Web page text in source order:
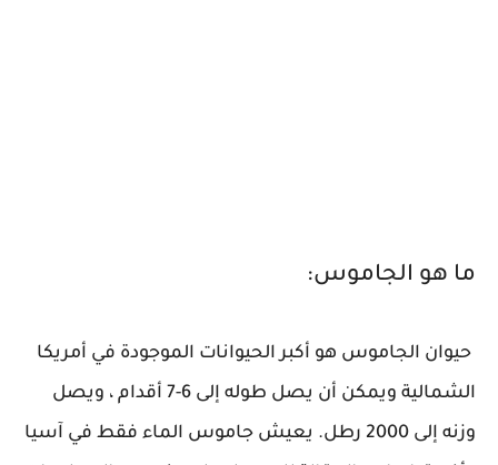
ما هو الجاموس:
حيوان الجاموس هو أكبر الحيوانات الموجودة في أمريكا
الشمالية ويمكن أن يصل طوله إلى 6-7 أقدام ، ويصل
وزنه إلى 2000 رطل. يعيش جاموس الماء فقط في آسيا